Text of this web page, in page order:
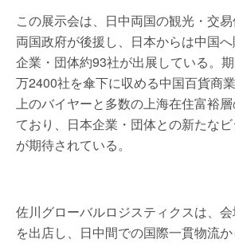
この展示会は、日中両国の観光・交易
両国政府が後援し、日本からは中国
企業・団体約93社が出展している。
万2400社を傘下に収める中国百貨商
上のバイヤーと多数の上海在住富裕
ており、日本企業・団体との新たな
が期待されている。
佐川グローバルロジスティクスは、
を出店し、日中間での国際一貫物流